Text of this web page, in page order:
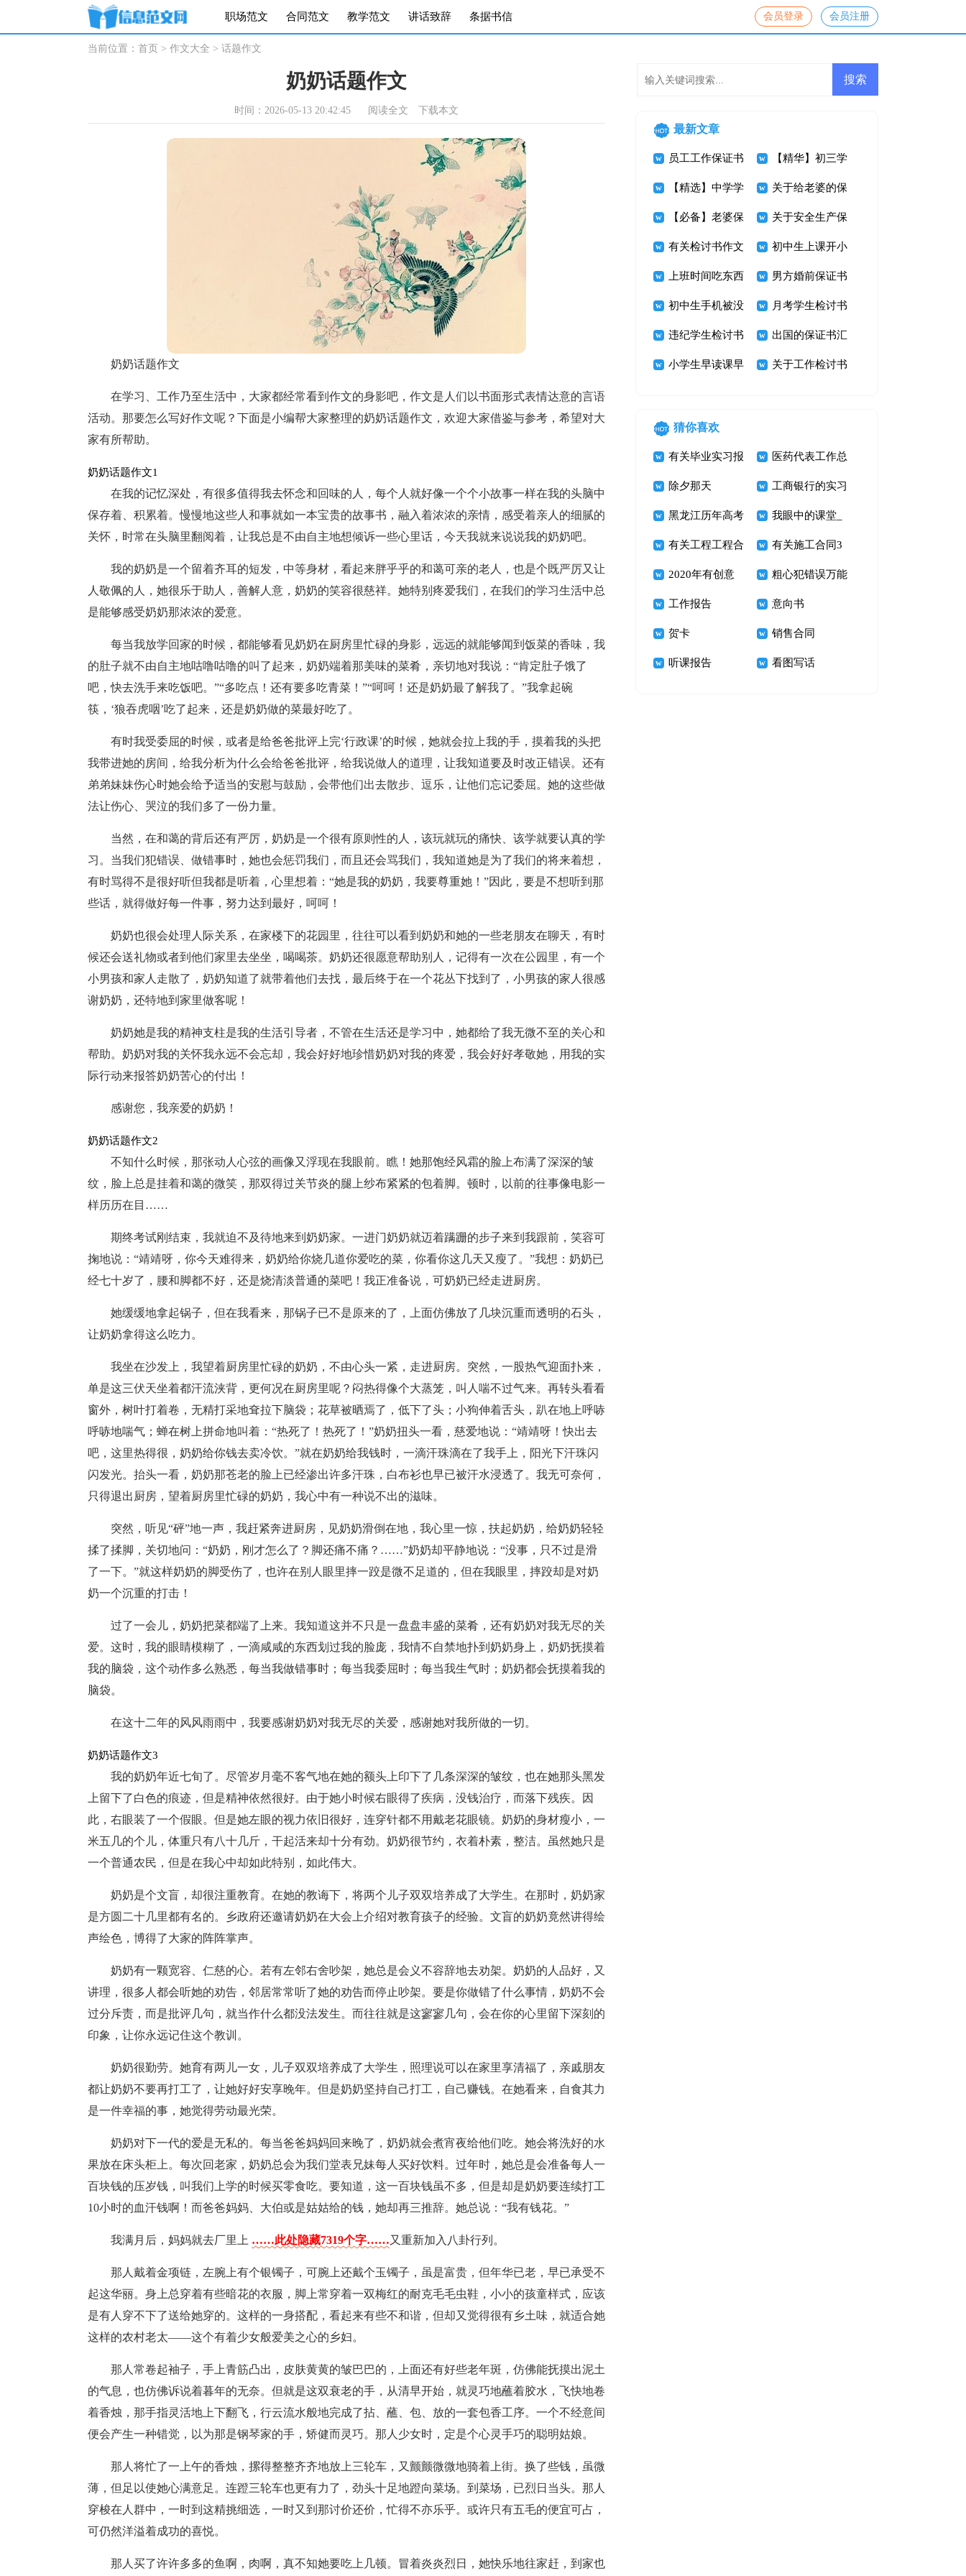
职场范文 合同范文 教学范文 讲话致辞 条据书信 会员登录 会员注册
当前位置： 首页 > 作文大全 > 话题作文
奶奶话题作文
时间：2026-05-13 20:42:45 阅读全文 下载本文
奶奶话题作文
在学习、工作乃至生活中，大家都经常看到作文的身影吧，作文是人们以书面形式表情达意的言语
活动。那要怎么写好作文呢？下面是小编帮大家整理的奶奶话题作文，欢迎大家借鉴与参考，希望对大
家有所帮助。
奶奶话题作文1
在我的记忆深处，有很多值得我去怀念和回味的人，每个人就好像一个个小故事一样在我的头脑中
保存着、积累着。慢慢地这些人和事就如一本宝贵的故事书，融入着浓浓的亲情，感受着亲人的细腻的
关怀，时常在头脑里翻阅着，让我总是不由自主地想倾诉一些心里话，今天我就来说说我的奶奶吧。
我的奶奶是一个留着齐耳的短发，中等身材，看起来胖乎乎的和蔼可亲的老人，也是个既严厉又让
人敬佩的人，她很乐于助人，善解人意，奶奶的笑容很慈祥。她特别疼爱我们，在我们的学习生活中总
是能够感受奶奶那浓浓的爱意。
每当我放学回家的时候，都能够看见奶奶在厨房里忙碌的身影，远远的就能够闻到饭菜的香味，我
的肚子就不由自主地咕噜咕噜的叫了起来，奶奶端着那美味的菜肴，亲切地对我说：“肯定肚子饿了
吧，快去洗手来吃饭吧。”“多吃点！还有要多吃青菜！”“呵呵！还是奶奶最了解我了。”我拿起碗
筷，‘狼吞虎咽’吃了起来，还是奶奶做的菜最好吃了。
有时我受委屈的时候，或者是给爸爸批评上完‘行政课’的时候，她就会拉上我的手，摸着我的头把
我带进她的房间，给我分析为什么会给爸爸批评，给我说做人的道理，让我知道要及时改正错误。还有
弟弟妹妹伤心时她会给予适当的安慰与鼓励，会带他们出去散步、逗乐，让他们忘记委屈。她的这些做
法让伤心、哭泣的我们多了一份力量。
当然，在和蔼的背后还有严厉，奶奶是一个很有原则性的人，该玩就玩的痛快、该学就要认真的学
习。当我们犯错误、做错事时，她也会惩罚我们，而且还会骂我们，我知道她是为了我们的将来着想，
有时骂得不是很好听但我都是听着，心里想着：“她是我的奶奶，我要尊重她！”因此，要是不想听到那
些话，就得做好每一件事，努力达到最好，呵呵！
奶奶也很会处理人际关系，在家楼下的花园里，往往可以看到奶奶和她的一些老朋友在聊天，有时
候还会送礼物或者到他们家里去坐坐，喝喝茶。奶奶还很愿意帮助别人，记得有一次在公园里，有一个
小男孩和家人走散了，奶奶知道了就带着他们去找，最后终于在一个花丛下找到了，小男孩的家人很感
谢奶奶，还特地到家里做客呢！
奶奶她是我的精神支柱是我的生活引导者，不管在生活还是学习中，她都给了我无微不至的关心和
帮助。奶奶对我的关怀我永远不会忘却，我会好好地珍惜奶奶对我的疼爱，我会好好孝敬她，用我的实
际行动来报答奶奶苦心的付出！
感谢您，我亲爱的奶奶！
奶奶话题作文2
不知什么时候，那张动人心弦的画像又浮现在我眼前。瞧！她那饱经风霜的脸上布满了深深的皱
纹，脸上总是挂着和蔼的微笑，那双得过关节炎的腿上纱布紧紧的包着脚。顿时，以前的往事像电影一
样历历在目……
期终考试刚结束，我就迫不及待地来到奶奶家。一进门奶奶就迈着蹒跚的步子来到我跟前，笑容可
掬地说：“靖靖呀，你今天难得来，奶奶给你烧几道你爱吃的菜，你看你这几天又瘦了。”我想：奶奶已
经七十岁了，腰和脚都不好，还是烧清淡普通的菜吧！我正准备说，可奶奶已经走进厨房。
她缓缓地拿起锅子，但在我看来，那锅子已不是原来的了，上面仿佛放了几块沉重而透明的石头，
让奶奶拿得这么吃力。
我坐在沙发上，我望着厨房里忙碌的奶奶，不由心头一紧，走进厨房。突然，一股热气迎面扑来，
单是这三伏天坐着都汗流浃背，更何况在厨房里呢？闷热得像个大蒸笼，叫人喘不过气来。再转头看看
窗外，树叶打着卷，无精打采地耷拉下脑袋；花草被晒焉了，低下了头；小狗伸着舌头，趴在地上呼哧
呼哧地喘气；蝉在树上拼命地叫着：“热死了！热死了！”奶奶扭头一看，慈爱地说：“靖靖呀！快出去
吧，这里热得很，奶奶给你钱去卖冷饮。”就在奶奶给我钱时，一滴汗珠滴在了我手上，阳光下汗珠闪
闪发光。抬头一看，奶奶那苍老的脸上已经渗出许多汗珠，白布衫也早已被汗水浸透了。我无可奈何，
只得退出厨房，望着厨房里忙碌的奶奶，我心中有一种说不出的滋味。
突然，听见“砰”地一声，我赶紧奔进厨房，见奶奶滑倒在地，我心里一惊，扶起奶奶，给奶奶轻轻
揉了揉脚，关切地问：“奶奶，刚才怎么了？脚还痛不痛？……”奶奶却平静地说：“没事，只不过是滑
了一下。”就这样奶奶的脚受伤了，也许在别人眼里摔一跤是微不足道的，但在我眼里，摔跤却是对奶
奶一个沉重的打击！
过了一会儿，奶奶把菜都端了上来。我知道这并不只是一盘盘丰盛的菜肴，还有奶奶对我无尽的关
爱。这时，我的眼睛模糊了，一滴咸咸的东西划过我的脸庞，我情不自禁地扑到奶奶身上，奶奶抚摸着
我的脑袋，这个动作多么熟悉，每当我做错事时；每当我委屈时；每当我生气时；奶奶都会抚摸着我的
脑袋。
在这十二年的风风雨雨中，我要感谢奶奶对我无尽的关爱，感谢她对我所做的一切。
奶奶话题作文3
我的奶奶年近七旬了。尽管岁月毫不客气地在她的额头上印下了几条深深的皱纹，也在她那头黑发
上留下了白色的痕迹，但是精神依然很好。由于她小时候右眼得了疾病，没钱治疗，而落下残疾。因
此，右眼装了一个假眼。但是她左眼的视力依旧很好，连穿针都不用戴老花眼镜。奶奶的身材瘦小，一
米五几的个儿，体重只有八十几斤，干起活来却十分有劲。奶奶很节约，衣着朴素，整洁。虽然她只是
一个普通农民，但是在我心中却如此特别，如此伟大。
奶奶是个文盲，却很注重教育。在她的教诲下，将两个儿子双双培养成了大学生。在那时，奶奶家
是方圆二十几里都有名的。乡政府还邀请奶奶在大会上介绍对教育孩子的经验。文盲的奶奶竟然讲得绘
声绘色，博得了大家的阵阵掌声。
奶奶有一颗宽容、仁慈的心。若有左邻右舍吵架，她总是会义不容辞地去劝架。奶奶的人品好，又
讲理，很多人都会听她的劝告，邻居常常听了她的劝告而停止吵架。要是你做错了什么事情，奶奶不会
过分斥责，而是批评几句，就当作什么都没法发生。而往往就是这寥寥几句，会在你的心里留下深刻的
印象，让你永远记住这个教训。
奶奶很勤劳。她育有两儿一女，儿子双双培养成了大学生，照理说可以在家里享清福了，亲戚朋友
都让奶奶不要再打工了，让她好好安享晚年。但是奶奶坚持自己打工，自己赚钱。在她看来，自食其力
是一件幸福的事，她觉得劳动最光荣。
奶奶对下一代的爱是无私的。每当爸爸妈妈回来晚了，奶奶就会煮宵夜给他们吃。她会将洗好的水
果放在床头柜上。每次回老家，奶奶总会为我们堂表兄妹每人买好饮料。过年时，她总是会准备每人一
百块钱的压岁钱，叫我们上学的时候买零食吃。要知道，这一百块钱虽不多，但是却是奶奶要连续打工
10小时的血汗钱啊！而爸爸妈妈、大伯或是姑姑给的钱，她却再三推辞。她总说：“我有钱花。”
我满月后，妈妈就去厂里上 ……此处隐藏7319个字……又重新加入八卦行列。
那人戴着金项链，左腕上有个银镯子，可腕上还戴个玉镯子，虽是富贵，但年华已老，早已承受不
起这华丽。身上总穿着有些暗花的衣服，脚上常穿着一双梅红的耐克毛毛虫鞋，小小的孩童样式，应该
是有人穿不下了送给她穿的。这样的一身搭配，看起来有些不和谐，但却又觉得很有乡土味，就适合她
这样的农村老太——这个有着少女般爱美之心的乡妇。
那人常卷起袖子，手上青筋凸出，皮肤黄黄的皱巴巴的，上面还有好些老年斑，仿佛能抚摸出泥土
的气息，也仿佛诉说着暮年的无奈。但就是这双衰老的手，从清早开始，就灵巧地蘸着胶水，飞快地卷
着香烛，那手指灵活地上下翻飞，行云流水般地完成了拈、蘸、包、放的一套包香工序。一个不经意间
便会产生一种错觉，以为那是钢琴家的手，矫健而灵巧。那人少女时，定是个心灵手巧的聪明姑娘。
那人将忙了一上午的香烛，摞得整整齐齐地放上三轮车，又颤颤微微地骑着上街。换了些钱，虽微
薄，但足以使她心满意足。连蹬三轮车也更有力了，劲头十足地蹬向菜场。到菜场，已烈日当头。那人
穿梭在人群中，一时到这精挑细选，一时又到那讨价还价，忙得不亦乐乎。或许只有五毛的便宜可占，
可仍然洋溢着成功的喜悦。
那人买了许许多多的鱼啊，肉啊，真不知她要吃上几顿。冒着炎炎烈日，她快乐地往家赶，到家也
最新文章
员工工作保证书 【精华】初三学
生检讨书3篇
【精选】中学学
生手机检讨书三
篇
关于给老婆的保
证书10篇
【必备】老婆保
证书三篇
关于安全生产保
证书汇总九篇
有关检讨书作文
集合五篇
初中生上课开小
差检讨书
上班时间吃东西
检讨书
男方婚前保证书
初中生手机被没
收检讨书
月考学生检讨书
汇编6篇
违纪学生检讨书
3篇
出国的保证书汇
编七篇
小学生早读课早 关于工作检讨书
猜你喜欢
有关毕业实习报
告集锦8篇
医药代表工作总
结
除夕那天 工商银行的实习
报告
黑龙江历年高考
零分作文汇总
【2014~2016】
我眼中的课堂_
五年级记叙文
600字
有关工程工程合
同范文汇编八篇
有关施工合同3
篇
2020年有创意
的读书口号48
条
粗心犯错误万能
检讨书
工作报告 意向书
贺卡 销售合同
听课报告 看图写话